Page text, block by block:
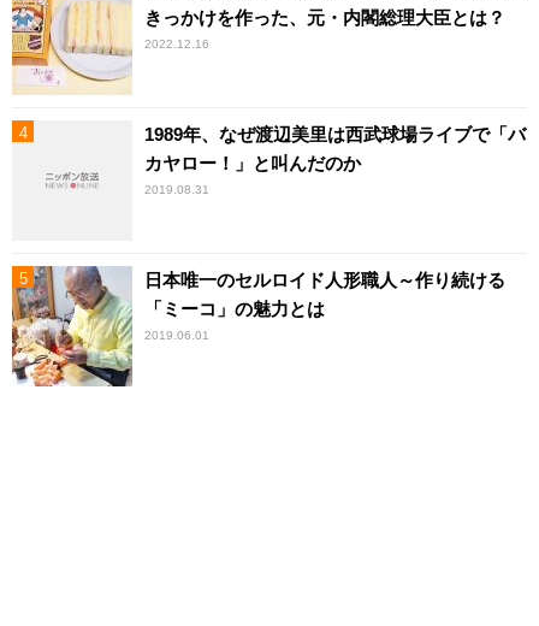
きっかけを作った、元・内閣総理大臣とは？
2022.12.16
1989年、なぜ渡辺美里は西武球場ライブで「バ
カヤロー！」と叫んだのか
2019.08.31
日本唯一のセルロイド人形職人～作り続ける
「ミーコ」の魅力とは
2019.06.01